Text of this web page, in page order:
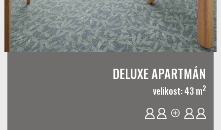
DELUXE APARTMÁN
velikost: 43 m2